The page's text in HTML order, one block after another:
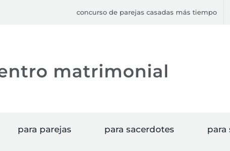
concurso de parejas casadas más tiempo
para parejas para sacerdotes para